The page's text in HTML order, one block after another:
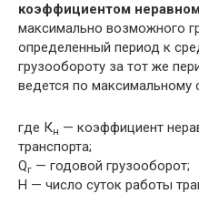
коэффициентом
максимально возможного
определенный период к
грузообороту за тот же
ведется по максимальному
где Кн — коэффициент
транспорта;
Qг — годовой грузооборот;
Н — число суток работы